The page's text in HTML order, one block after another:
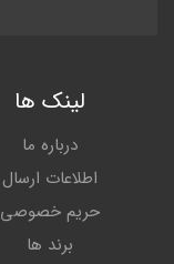
لینک ها
درباره ما
اطلاعات ارسال
حریم خصوصی
برند ها